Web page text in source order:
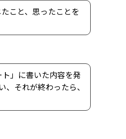
こと、思ったことを
」に書いた内容を発
それが終わったら、